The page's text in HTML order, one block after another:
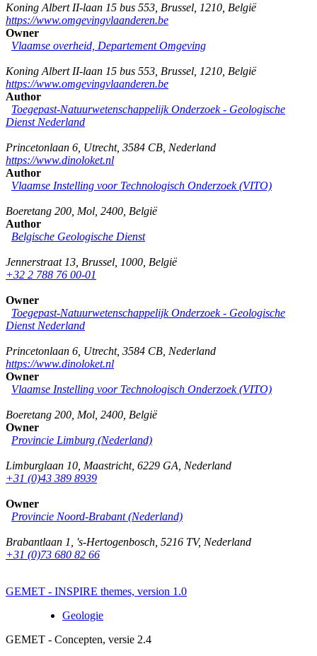
Koning Albert II-laan 15 bus 553 Brussel 1210 België
https://www.omgevingvlaanderen.be
Owner
Vlaamse overheid, Departement Omgeving
Koning Albert II-laan 15 bus 553 Brussel 1210 België
https://www.omgevingvlaanderen.be
Author
Toegepast-Natuurwetenschappelijk Onderzoek - Geologische
Dienst Nederland
Princetonlaan 6 Utrecht, 3584 CB Nederland
https://www.dinoloket.nl
Author
Vlaamse Instelling voor Technologisch Onderzoek (VITO)
Boeretang 200 Mol 2400 België
Author
Belgische Geologische Dienst
Jennerstraat 13 Brussel 1000 België
+32 2 788 76 00-01
Owner
Toegepast-Natuurwetenschappelijk Onderzoek - Geologische
Dienst Nederland
Princetonlaan 6 Utrecht, 3584 CB Nederland
https://www.dinoloket.nl
Owner
Vlaamse Instelling voor Technologisch Onderzoek (VITO)
Boeretang 200 Mol 2400 België
Owner
Provincie Limburg (Nederland)
Limburglaan 10 Maastricht, 6229 GA Nederland
+31 (0)43 389 8939
Owner
Provincie Noord-Brabant (Nederland)
Brabantlaan 1 's-Hertogenbosch 5216 TV, Nederland
+31 (0)73 680 82 66
GEMET - INSPIRE themes, version 1.0
Geologie
GEMET - Concepten, versie 2.4